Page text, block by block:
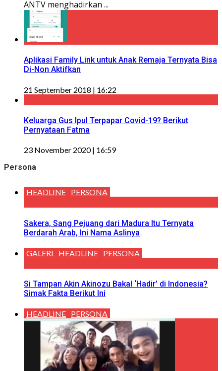
ANTV menghadirkan ...
Aplikasi Family Link untuk Anak Remaja Ternyata Bisa
Di-Non Aktifkan
21 September 2018 | 16:22
Keluarga Gus Ipul Terpapar Covid-19? Berikut
Pernyataan Fatma
23 November 2020 | 16:59
Persona
HEADLINE PERSONA
Sakera, Sang Pejuang dari Madura Itu Ternyata
Berdarah Arab, Ini Nama Aslinya
GALERI HEADLINE PERSONA
Si Tampan Akin Akinozu Bakal ‘Hadir’ di Indonesia?
Simak Fakta Berikut Ini
HEADLINE PERSONA